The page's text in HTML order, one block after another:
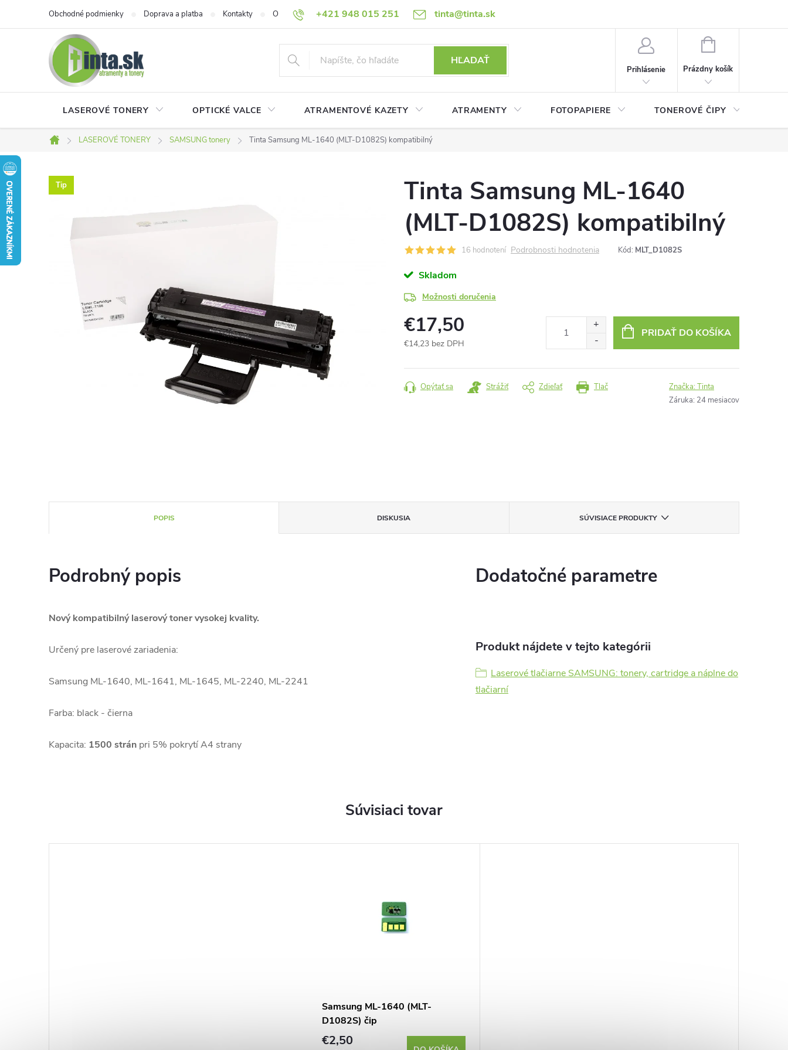
+421 948 015 251 tinta@tinta.sk
Obchodné podmienky Doprava a platba Kontakty O nás Často kladené otázky Ako nakupovať Ochrana osobný údajov (GDPR)
HĽADAŤ
Prihlásenie
NÁKUPNÝ
Prázdny košík
LASEROVÉ TONERY OPTICKÉ VALCE ATRAMENTOVÉ KAZETY ATRAMENTY FOTOPAPIERE TONEROVÉ ČIPY
Domov
LASEROVÉ TONERY SAMSUNG tonery Tinta Samsung ML-1640 (MLT-D1082S) kompatibilný
Tip
Tinta Samsung ML-1640
(MLT-D1082S) kompatibilný
16 hodnotení Podrobnosti hodnotenia Kód: MLT_D1082S
Skladom
Možnosti doručenia
€17,50
€14,23 bez DPH
cena:
PRIDAŤ DO KOŠÍKA
Tlač
Opýtať sa Strážiť Zdieľať Značka:Tinta
Záruka: 24 mesiacov
POPIS DISKUSIA SÚVISIACE PRODUKTY
Podrobný popis
Nový kompatibilný laserový toner vysokej kvality.
Určený pre laserové zariadenia:
Samsung ML-1640, ML-1641, ML-1645, ML-2240, ML-2241
Farba: black - čierna
Kapacita: 1500 strán pri 5% pokrytí A4 strany
Dodatočné parametre
Produkt nájdete v tejto kategórii
Laserové tlačiarne SAMSUNG: tonery, cartridge a náplne do
tlačiarní
Súvisiaci tovar
Samsung ML-1640 (MLT-
D1082S) čip
€2,50